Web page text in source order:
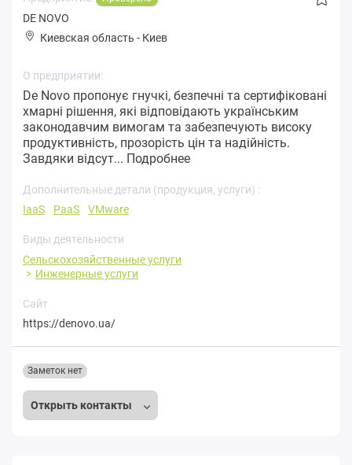
DE NOVO
Киевская область - Киев
О предприятии:
De Novo пропонує гнучкі, безпечні та сертифіковані
хмарні рішення, які відповідають українським
законодавчим вимогам та забезпечують високу
продуктивність, прозорість цін та надійність.
Завдяки відсут... Подробнее
Дополнительные детали (продукция, услуги) :
IaaS
PaaS VMware
Виды деятельности
Сельскохозяйственные услуги
Инженерные услуги
Сайт
https://denovo.ua/
Открыть контакты
Заметок нет